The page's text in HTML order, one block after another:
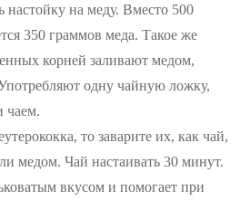
на меду. Вместо 500
350 граммов меда. Такое же
корней заливают медом,
одну чайную ложку,
чаем.
то заварите их, как чай,
медом. Чай настаивать 30 минут.
вкусом и помогает при